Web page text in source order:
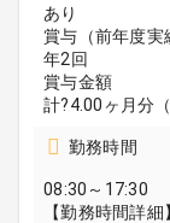
あり
賞与（前年度実
年2回
賞与金額
計?4.00ヶ月分
勤務時間
08:30～17:30
【勤務時間詳細】